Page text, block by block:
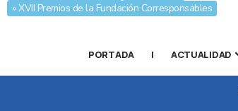
» XVII Premios de la Fundación Corresponsables
PORTADA | ACTUALIDAD